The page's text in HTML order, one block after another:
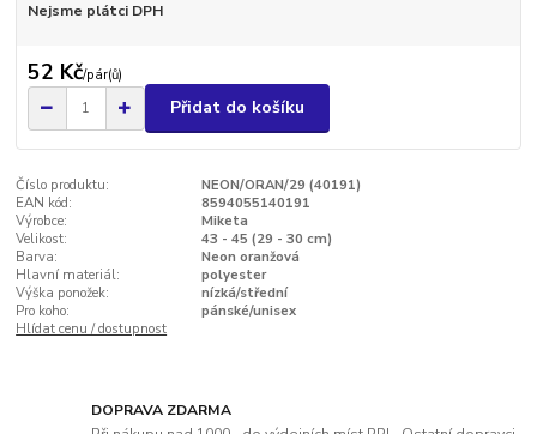
Nejsme plátci DPH
52 Kč/pár(ů)
Přidat do košíku
Číslo produktu:
NEON/ORAN/29 (40191)
EAN kód:
8594055140191
Výrobce:
Miketa
Velikost:
43 - 45 (29 - 30 cm)
Barva:
Neon oranžová
Hlavní materiál:
polyester
Výška ponožek:
nízká/střední
Pro koho:
pánské/unisex
Hlídat cenu / dostupnost
DOPRAVA ZDARMA